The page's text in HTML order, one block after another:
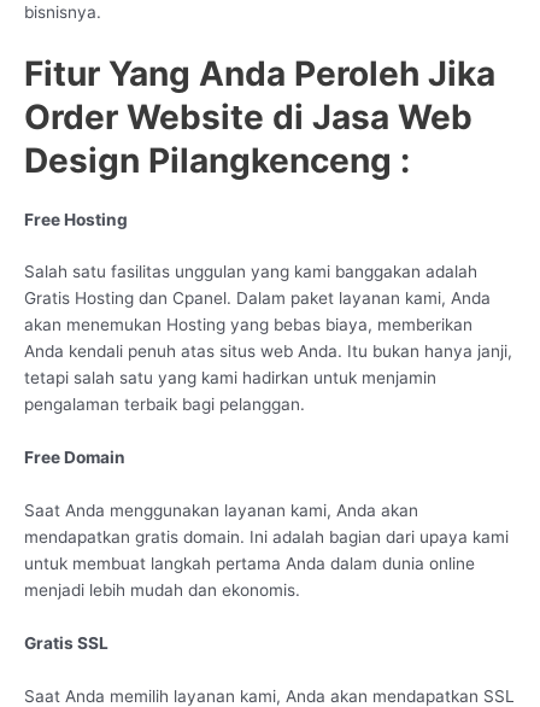
bisnisnya.
Fitur Yang Anda Peroleh Jika
Order Website di Jasa Web
Design Pilangkenceng :
Free Hosting
Salah satu fasilitas unggulan yang kami banggakan adalah
Gratis Hosting dan Cpanel. Dalam paket layanan kami, Anda
akan menemukan Hosting yang bebas biaya, memberikan
Anda kendali penuh atas situs web Anda. Itu bukan hanya janji,
tetapi salah satu yang kami hadirkan untuk menjamin
pengalaman terbaik bagi pelanggan.
Free Domain
Saat Anda menggunakan layanan kami, Anda akan
mendapatkan gratis domain. Ini adalah bagian dari upaya kami
untuk membuat langkah pertama Anda dalam dunia online
menjadi lebih mudah dan ekonomis.
Gratis SSL
Saat Anda memilih layanan kami, Anda akan mendapatkan SSL